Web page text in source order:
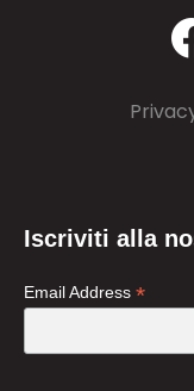
Iscriviti alla
Email Address *